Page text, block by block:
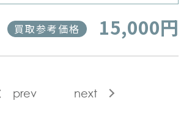
買取参考価格 15,000円
prev next